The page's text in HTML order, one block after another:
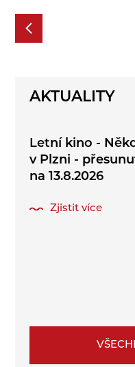
AKTUALITY
Letní kino -
v Plzni -
na 13.8.2026
Zjistit více